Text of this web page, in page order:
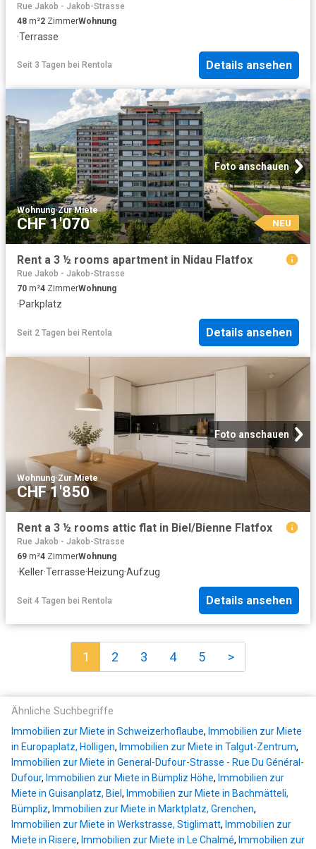
Rue Jakob - Jakob-Strasse
48 m²2 ZimmerWohnung
·Terrasse
Seit 3 Tagen bei Rentola Details ansehen
Foto anschauen
Wohnung·Zur Miete
CHF 1'070 NEU
Rent a 3 ½ rooms apartment in Nidau Flatfox
Rue Jakob - Jakob-Strasse
70 m²4 ZimmerWohnung
·Parkplatz
Seit 2 Tagen bei Rentola Details ansehen
Foto anschauen
Wohnung·Zur Miete
CHF 1'850
Rent a 3 ½ rooms attic flat in Biel/Bienne Flatfox
Rue Jakob - Jakob-Strasse
69 m²4 ZimmerWohnung
·Keller·Terrasse·Heizung·Aufzug
Seit 4 Tagen bei Rentola Details ansehen
1 2 3 4 5 >
Ähnliche Suchbegriffe
Immobilien zur Miete in Schweizerhoflaube, Immobilien zur Miete
in Europaplatz, Holligen, Immobilien zur Miete in Talgut-Zentrum,
Immobilien zur Miete in General-Dufour-Strasse - Rue Du Général-
Dufour, Immobilien zur Miete in Bümpliz Höhe, Immobilien zur
Miete in Guisanplatz, Biel , Immobilien zur Miete in Bachmätteli,
Bümpliz, Immobilien zur Miete in Marktplatz, Grenchen,
Immobilien zur Miete in Werkstrasse, Stiglimatt, Immobilien zur
Miete in Risere, Immobilien zur Miete in Le Chalmé, Immobilien zur